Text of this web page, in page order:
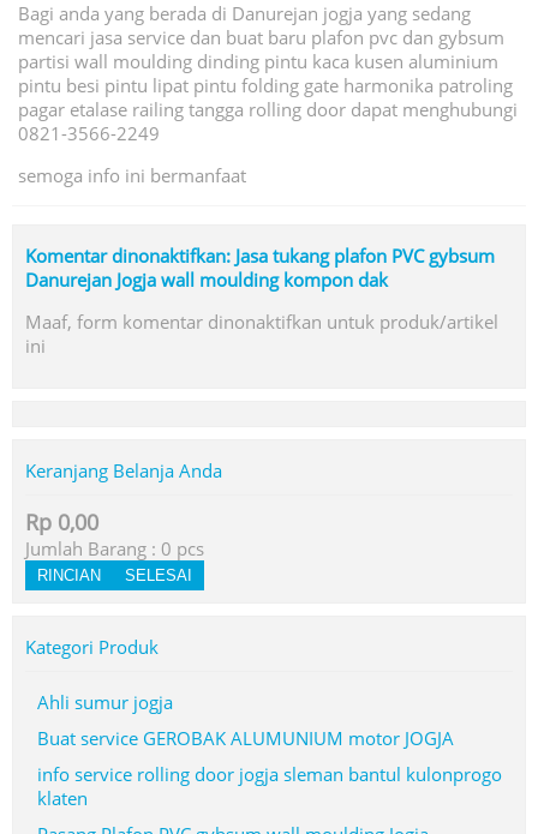
Bagi anda yang berada di Danurejan jogja yang sedang
mencari jasa service dan buat baru plafon pvc dan gybsum
partisi wall moulding dinding pintu kaca kusen aluminium
pintu besi pintu lipat pintu folding gate harmonika patroling
pagar etalase railing tangga rolling door dapat menghubungi
0821-3566-2249
semoga info ini bermanfaat
Komentar dinonaktifkan: Jasa tukang plafon PVC gybsum
Danurejan Jogja wall moulding kompon dak
Maaf, form komentar dinonaktifkan untuk produk/artikel
ini
Keranjang Belanja Anda
Rp 0,00
Jumlah Barang : 0 pcs
RINCIAN SELESAI
Kategori Produk
Ahli sumur jogja
Buat service GEROBAK ALUMUNIUM motor JOGJA
info service rolling door jogja sleman bantul kulonprogo
klaten